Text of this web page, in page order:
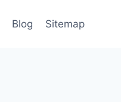
Blog Sitemap